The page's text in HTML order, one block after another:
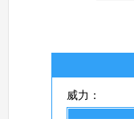
威力：